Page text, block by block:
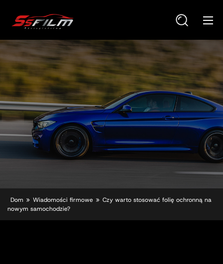
Dom Wiadomości firmowe
Czy warto stosować folię ochronną na
nowym samochodzie?